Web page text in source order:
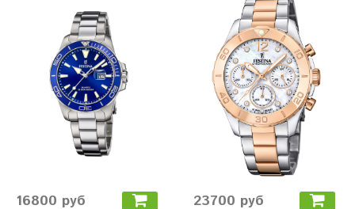
16800 руб 23700 руб